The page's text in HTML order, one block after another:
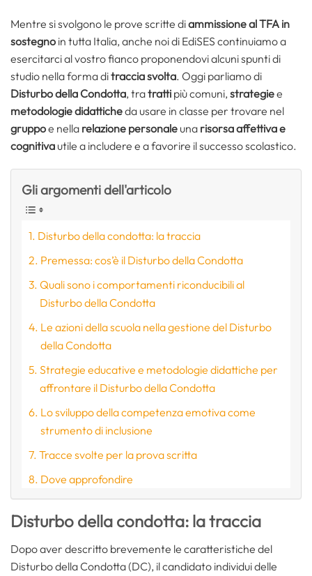
Mentre si svolgono le prove scritte diammissione al TFA in
sostegno in tutta Italia, anche noi di EdiSES continuiamo a
esercitarci al vostro fianco proponendovi alcuni spunti di
studio nella forma ditraccia svolta. Oggi parliamo di
Disturbo della Condotta, tratratti più comuni, strategiee
metodologie didatticheda usare in classe per trovare nel
gruppoe nella relazione personale una risorsa affettiva e
cognitiva utile a includere e a favorire il successo scolastico.
Gli argomenti dell'articolo
Disturbo della condotta: la traccia
Premessa: cos’è il Disturbo della Condotta
Quali sono i comportamenti riconducibili al
Disturbo della Condotta
Le azioni della scuola nella gestione del Disturbo
della Condotta
Strategie educative e metodologie didattiche per
affrontare il Disturbo della Condotta
Lo sviluppo della competenza emotiva come
strumento di inclusione
Tracce svolte per la prova scritta
Dove approfondire
Disturbo della condotta: la traccia
Dopo aver descritto brevemente le caratteristiche del
Disturbo della Condotta (DC), il candidato individui delle